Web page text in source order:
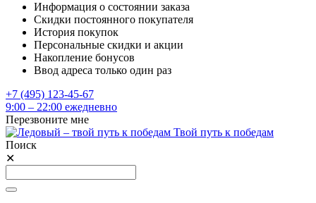
Информация о состоянии заказа
Скидки постоянного покупателя
История покупок
Персональные скидки и акции
Накопление бонусов
Ввод адреса только один раз
+7 (495) 123-45-67
9:00 – 22:00 ежедневно
Перезвоните мне
Твой путь к победам
Поиск
✕